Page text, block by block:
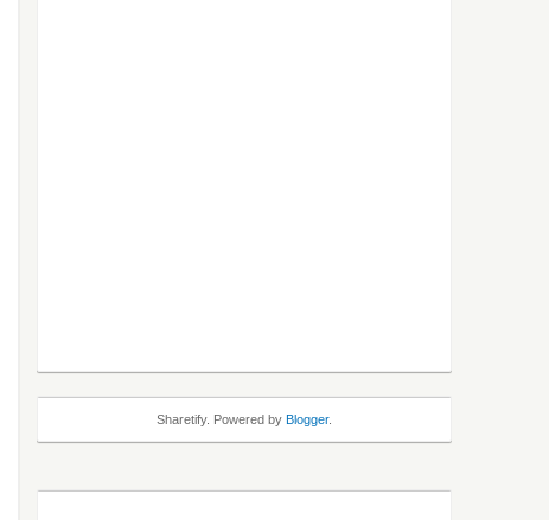
Sharetify. Powered by Blogger.